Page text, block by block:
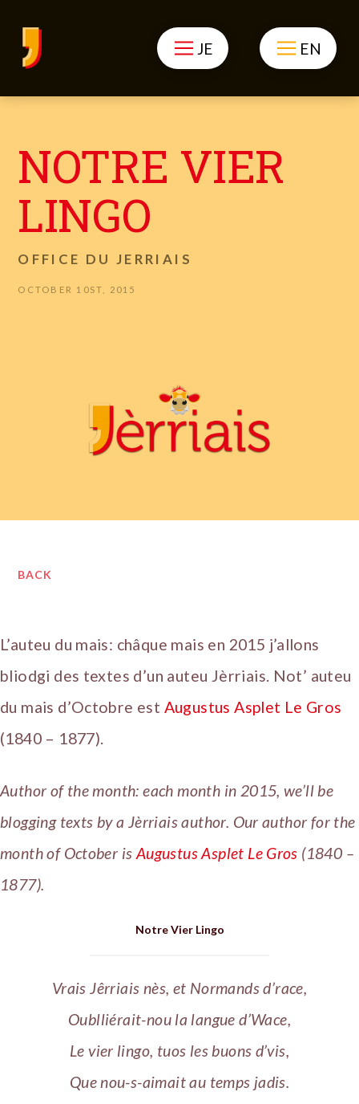
JE EN
NOTRE VIER
LINGO
OFFICE DU JERRIAIS
OCTOBER 10ST, 2015
BACK
L’auteu du mais: châque mais en 2015 j’allons
bliodgi des textes d’un auteu Jèrriais. Not’ auteu
du mais d’Octobre est Augustus Asplet Le Gros
(1840 – 1877).
Author of the month: each month in 2015, we’ll be
blogging texts by a Jèrriais author. Our author for the
month of October is Augustus Asplet Le Gros (1840 –
1877).
Notre Vier Lingo
Vrais Jêrriais nès, et Normands d’race,
Oublliérait-nou la langue d’Wace,
Le vier lingo, tuos les buons d’vis,
Que nou-s-aimait au temps jadis.